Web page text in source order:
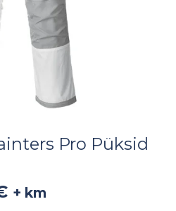
Pro Püksid
+ km